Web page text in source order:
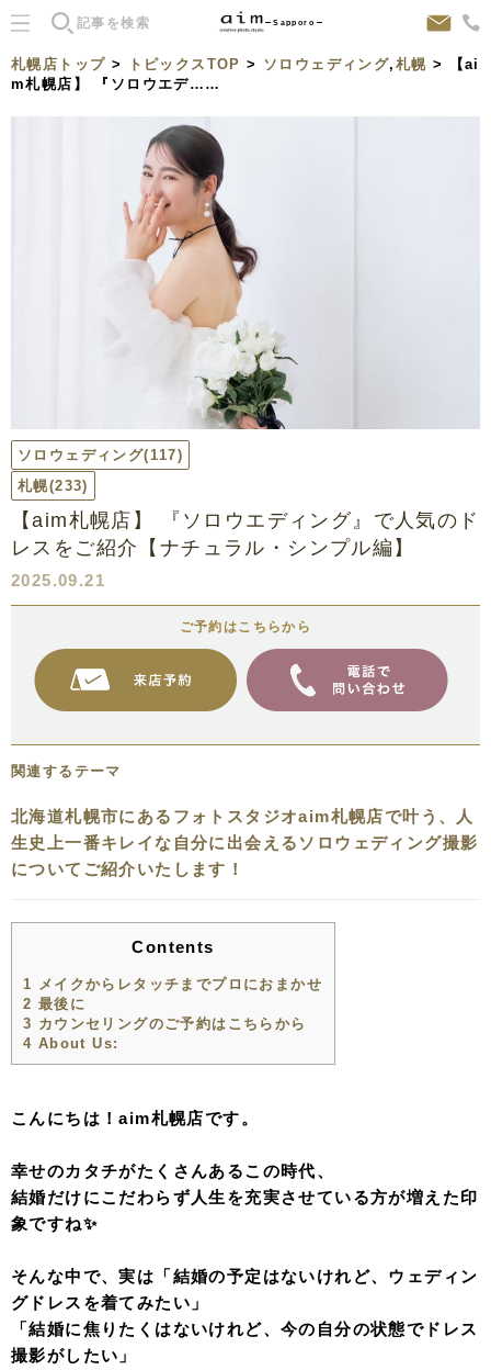
Sapporo
札幌店トップ > トピックスTOP > ソロウェディング, 札幌 > 【ai
m札幌店】 『ソロウエデ……
ソロウェディング(117)
札幌(233)
【aim札幌店】 『ソロウエディング』で人気のド
レスをご紹介【ナチュラル・シンプル編】
2025.09.21
ご予約はこちらから
関連するテーマ
北海道札幌市にあるフォトスタジオaim札幌店で叶う、人
生史上一番キレイな自分に出会えるソロウェディング撮影
についてご紹介いたします！
Contents
1 メイクからレタッチまでプロにおまかせ
2 最後に
3 カウンセリングのご予約はこちらから
4 About Us:
こんにちは！aim札幌店です。
幸せのカタチがたくさんあるこの時代、
結婚だけにこだわらず人生を充実させている方が増えた印
象ですね✨
そんな中で、実は「結婚の予定はないけれど、ウェディン
グドレスを着てみたい」
「結婚に焦りたくはないけれど、今の自分の状態でドレス
撮影がしたい」